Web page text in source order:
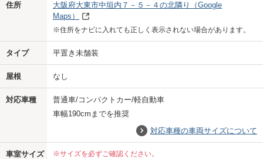
住所
大阪府大東市中垣内７－５－４の北隣り
（Google
Maps）
※住所をナビに入れても正しく表示されない場合があります。
タイプ 平置き未舗装
屋根 なし
対応車種
普通車/コンパクトカー/軽自動車
車幅190cmまでを推奨
対応車種の車両サイズについて
車室サイズ ※サイズを必ずご確認ください。